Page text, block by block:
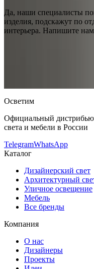
Да, наши специалисты
изделия, подскажут по
интерьера. Напишите
Осветим
Официальный
света и мебели в России
TelegramWhatsApp
Каталог
Дизайнерский свет
Архитектурный
Уличное освещение
Мебель
Все бренды
Компания
О нас
Дизайнеры
Проекты